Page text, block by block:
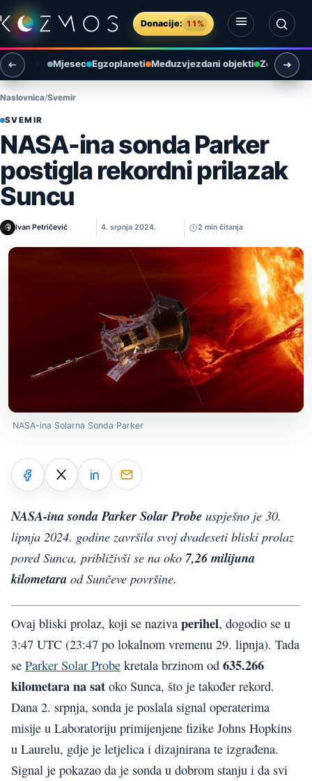
Preskoči na sadržaj
Donacije: 11%
Otvori izbornik
Otvori pretragu
Mjesec Egzoplaneti Međuzvjezdani objekti Zemlja i
Naslovnica Svemir
SVEMIR
NASA-ina sonda Parker
postigla rekordni prilazak
Suncu
Ivan Petričević 4. srpnja 2024. 2 min čitanja
NASA-ina Solarna Sonda Parker
NASA-ina sonda Parker Solar Probe uspješno je 30.
lipnja 2024. godine završila svoj dvadeseti bliski prolaz
pored Sunca, približivši se na oko 7,26 milijuna
kilometara od Sunčeve površine.
Ovaj bliski prolaz, koji se naziva perihel, dogodio se u
3:47 UTC (23:47 po lokalnom vremenu 29. lipnja). Tada
se Parker Solar Probe kretala brzinom od 635.266
kilometara na sat oko Sunca, što je također rekord.
Dana 2. srpnja, sonda je poslala signal operaterima
misije u Laboratoriju primijenjene fizike Johns Hopkins
u Laurelu, gdje je letjelica i dizajnirana te izgrađena.
Signal je pokazao da je sonda u dobrom stanju i da svi